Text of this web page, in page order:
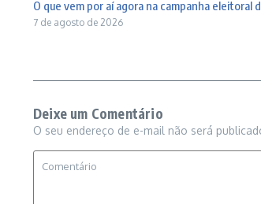
O que vem por aí agora na campanha eleitoral
7 de agosto de 2026
Deixe um Comentário
O seu endereço de e-mail não será